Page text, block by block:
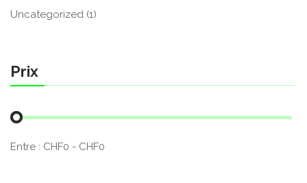
Uncategorized (1)
Prix
Entre : CHF0 - CHF0